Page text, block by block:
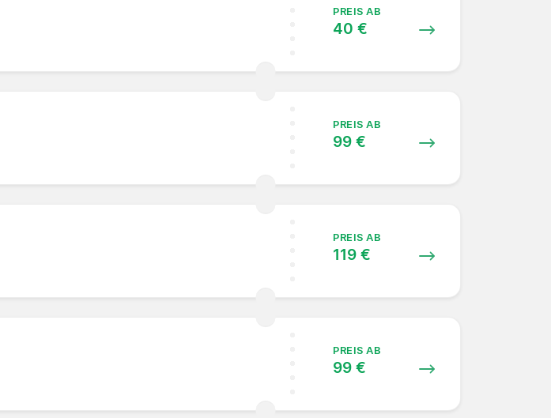
PREIS AB
40 €
PREIS AB
99 €
PREIS AB
119 €
PREIS AB
99 €